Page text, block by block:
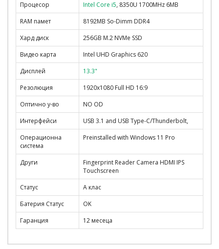
Процесор Intel Core i5, 8350U 1700MHz 6MB
RAM памет
8192MB So-Dimm DDR4
Хард диск
256GB M.2 NVMe SSD
Видео карта
Intel UHD Graphics 620
Дисплей
13.3"
Резолюция
1920x1080 Full HD 16:9
Оптично у-во
NO OD
Интерфейси
USB 3.1 and USB Type-C/Thunderbolt,
Операционна
система
Preinstalled with Windows 11 Pro
Други
Fingerprint Reader Camera HDMI IPS
Touchscreen
Статус
A клас
Батерия Статус
OK
Гаранция
12 месеца